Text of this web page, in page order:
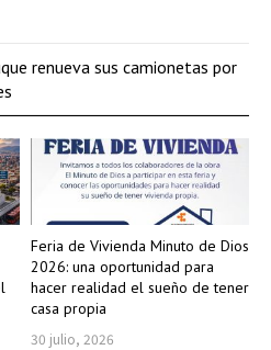
Feria de Vivienda Minuto de Dios
2026: una oportunidad para
hacer realidad el sueño de tener
casa propia
30 julio, 2026
renueva sus camionetas por